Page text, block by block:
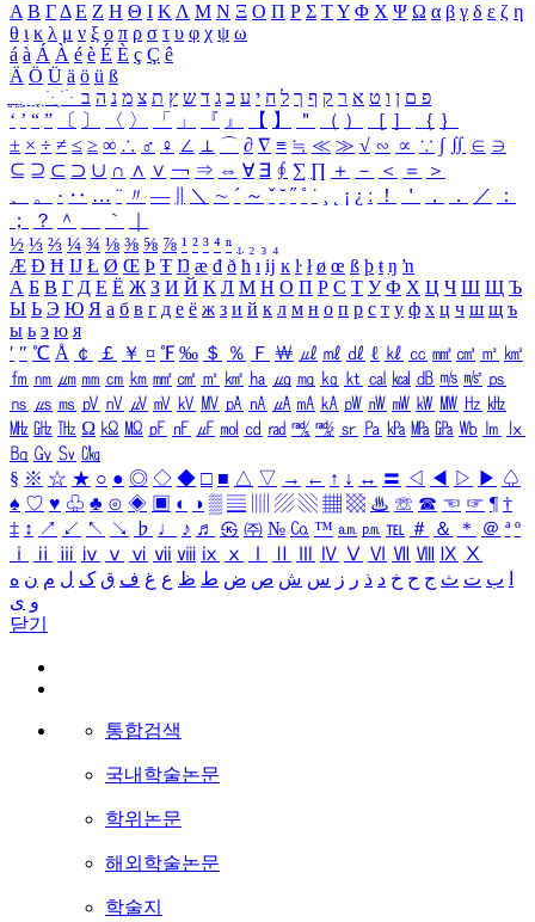
Α Β ΓΔ Ε Ζ Η Θ Ι ΚΛ Μ Ν Ξ Ο Π Ρ Σ ΤΥ Φ Χ Ψ Ω α β γ δ ε ζ η
θ ι κ λ μ ν ξ ο π ρ σ τ υ φ χ ψ ω
á à Á À é è É È ç Ç ê
Ä Ö Ü ä ö ü ß
ִֶֹ ֻּ ׁׂ פ ם ן ו ט א ר ק ף ך ל ח י ע כ ג ד ש ץ ת צ מ נ ה ב
‘ ’ “ ” 〔 〕 〈 〉 「 」 『 』 【 】 ＂ （ ） ［ ］ ｛ ｝
± × ÷ ≠ ≤ ≥ ∞ ∴ ♂ ♀ ∠ ⊥ ⌒ ∂ ∇ ≡ ≒ ≪ ≫ √ ∽ ∝ ∵ ∫ ∬ ∈ ∋
⊆ ⊇ ⊂ ⊃ ∪ ∩ ∧ ∨ ￢ ⇒ ⇔ ∀ ∃ ∮ ∑ ∏ ＋ － ＜ ＝
＞
、
。 · ‥ … ¨ 〃 ― ＼ ∼ ´ ～ ˇ ˘ ˝ ˚ ˙ ¸ ¡ ¿ ː ！ ＇ ， ． ／
：
；
？ ＾ ｀
½ ⅓ ⅔ ¼ ¾ ⅛ ⅜ ⅝ ⅞ ¹ ² ³ ⁴ ⁿ ₁ ₂ ₃ ₄
Æ Ð Ħ Ĳ Ł Ø Œ Þ Ŧ Ŋ æ đ ð ħ ı ĳ ĸ ŀ ł ø œ ß þ ŧ ŋ ŉ
А Б В Г Д Е Ё Ж З И Й К Л М Н О П Р С Т У Ф Х Ц Ч Ш Щ Ъ
Ы Ь Э Ю Я а б в г д е ё ж з и й к л м н о п р с т у ф х ц ч ш щ ъ
ы ь э ю я
′ ″ ℃ Å ￠ ￡ ￥ ¤ ℉ ‰ ＄ ％ Ｆ ￦ ㎕ ㎖ ㎗ ℓ ㎘ ㏄ ㎣ ㎤ ㎥ ㎦
㎙ ㎚ ㎛ ㎜ ㎝ ㎞ ㎟ ㎠ ㎡ ㎢ ㏊ ㎍ ㎎ ㎏ ㏏ ㎈ ㎉ ㏈ ㎧ ㎨ ㎰
㎱ ㎲ ㎳ ㎴ ㎵ ㎶ ㎷ ㎸ ㎹ ㎀ ㎁ ㎂ ㎃ ㎄ ㎺ ㎻ ㎽ ㎾ ㎿ ㎐ ㎑
㎒ ㎓ ㎔ Ω ㏀ ㏁ ㎊ ㎋ ㎌ ㏖ ㏅ ㎭ ㎮ ㎯ ㏛ ㎩ ㎪ ㎫ ㎬ ㏝ ㏐
㏓
㏃ ㏉ ㏜ ㏆
§ ※ ☆ ★ ○ ● ◎ ◇ ◆ □ ■ △ ▽ → ← ↑ ↓ ↔ 〓 ◁ ◀ ▷ ▶ ♤
♠ ♡ ♥ ♧ ♣ ⊙ ◈ ▣ ◐ ◑ ▒ ▤ ▨ ▧ ▦ ▩ ♨ ☏ ☎ ☜ ☞ ¶ †
‡ ↕ ↗ ↙ ↖ ↘ ♭ ♩ ♪ ♬ ㉿ ㈜ № ㏇ ™ ㏂ ㏘ ℡ ＃ ＆ ＊ ＠ ª º
ⅰ
ⅱ ⅲ ⅳ ⅴ ⅵ ⅶ ⅷ ⅸ ⅹ Ⅳ Ⅴ Ⅵ Ⅶ Ⅷ Ⅸ Ⅹ
ب ت ث ج ح خ د ذ ر ز س ش ص ض ط ظ ع غ ف ق ک ل م ن ه
و ی
닫기
통합검색
국내학술논문
학위논문
해외학술논문
학술지